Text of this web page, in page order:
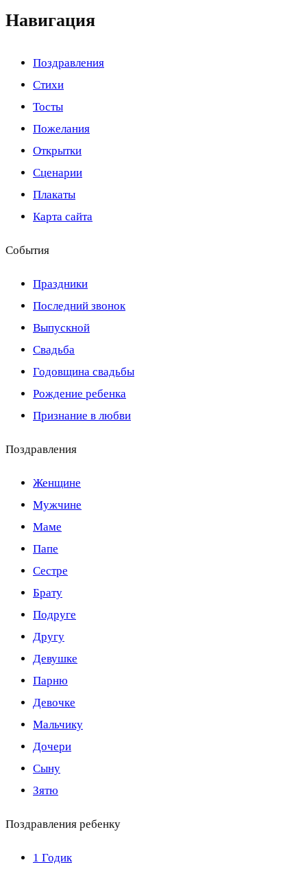
Навигация
Поздравления
Стихи
Тосты
Пожелания
Открытки
Сценарии
Плакаты
Карта сайта
События
Праздники
Последний звонок
Выпускной
Свадьба
Годовщина свадьбы
Рождение ребенка
Признание в любви
Поздравления
Женщине
Мужчине
Маме
Папе
Сестре
Брату
Подруге
Другу
Девушке
Парню
Девочке
Мальчику
Дочери
Сыну
Зятю
Поздравления ребенку
1 Годик